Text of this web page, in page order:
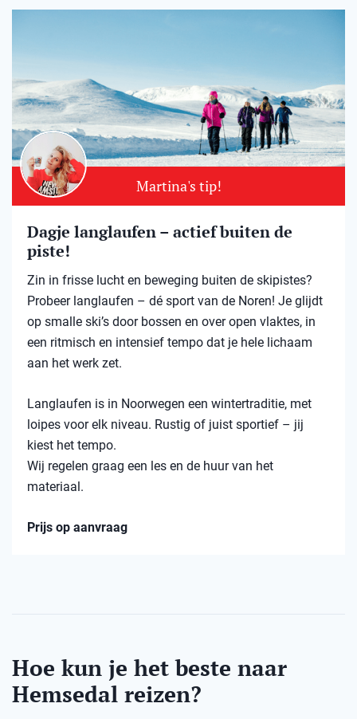
Martina's tip!
Dagje langlaufen – actief buiten de
piste!
Zin in frisse lucht en beweging buiten de skipistes?
Probeer langlaufen – dé sport van de Noren! Je glijdt
op smalle ski’s door bossen en over open vlaktes, in
een ritmisch en intensief tempo dat je hele lichaam
aan het werk zet.
Langlaufen is in Noorwegen een wintertraditie, met
loipes voor elk niveau. Rustig of juist sportief – jij
kiest het tempo.
Wij regelen graag een les en de huur van het
materiaal.
Prijs op aanvraag
Hoe kun je het beste naar
Hemsedal reizen?